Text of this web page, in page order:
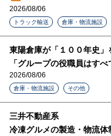
2026/08/06
トラック輸送 倉庫・物流施設
東陽倉庫が「１００年史」
「グループの役職員はすべ
2026/08/06
倉庫・物流施設 その他
三井不動産系
冷凍グルメの製造・物流体